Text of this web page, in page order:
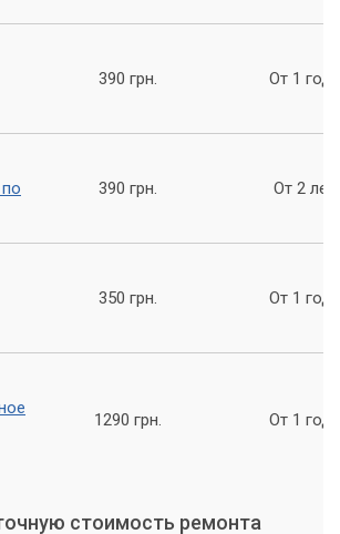
его.
межсетевого экрана. Специалисты
экран для обеспечения
сети.
к интернету для всех устройств в
кон
390 грн. От 1 года
390 грн. От 2 лет
350 грн. От 1 года
1290 грн. От 1 года
стоимость ремонта